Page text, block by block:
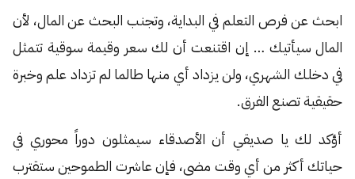
ابحث عن فرص التعلم في البداية، وتجنب البحث عن المال، لأن
المال سيأتيك … إن اقتنعت أن لك سعر وقيمة سوقية تتمثل
في دخلك الشهري، ولن يزداد أي منها طالما لم تزداد علم وخبرة
حقيقية تصنع الفرق.
أؤكد لك يا صديقي أن الأصدقاء سيمثلون دوراً محوري في
حياتك أكثر من أي وقت مضى، فإن عاشرت الطموحين ستقترب